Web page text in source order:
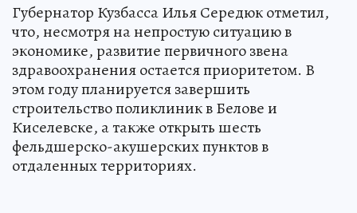
Губернатор Кузбасса Илья Середюк отметил,
что, несмотря на непростую ситуацию в
экономике, развитие первичного звена
здравоохранения остается приоритетом. В
этом году планируется завершить
строительство поликлиник в Белове и
Киселевске, а также открыть шесть
фельдшерско-акушерских пунктов в
отдаленных территориях.